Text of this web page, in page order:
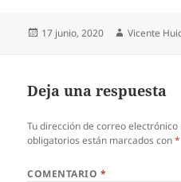
Publicado
17 junio, 2020 Autor
Vicente
Deja una respuesta
Tu dirección de correo
obligatorios están marcados con*
COMENTARIO *